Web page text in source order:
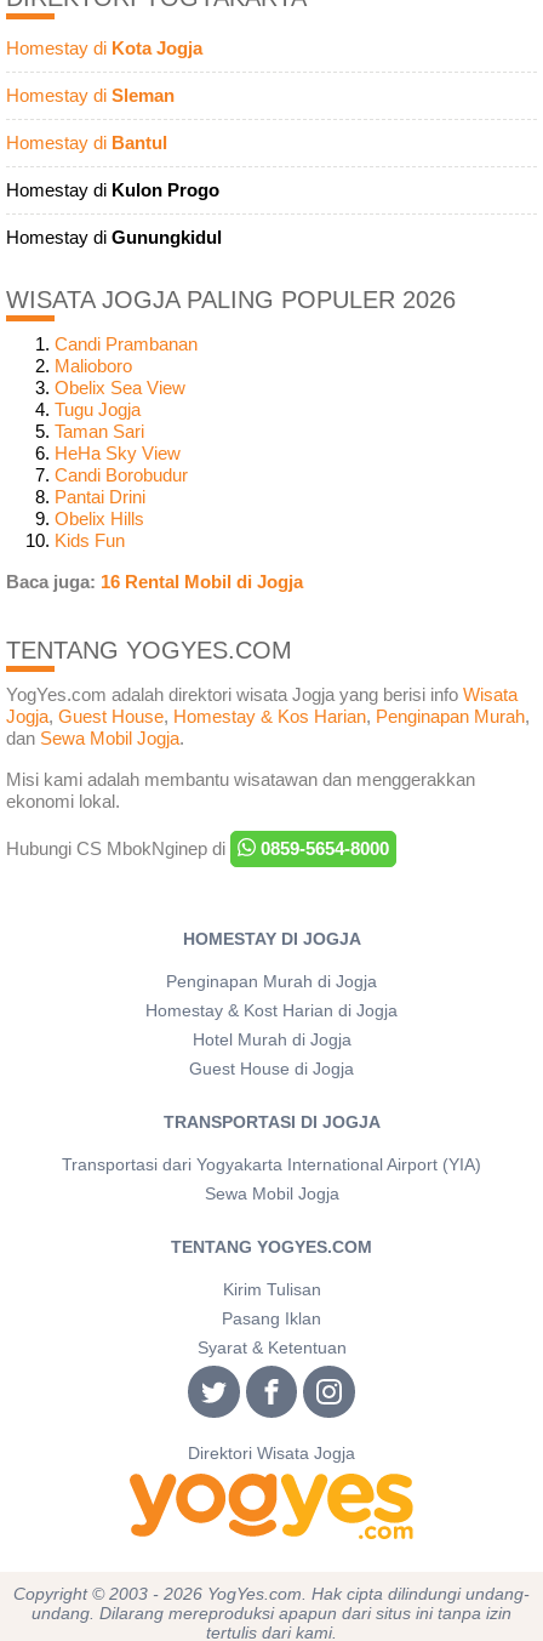
Homestay di Kota Jogja
Homestay di Sleman
Homestay di Bantul
Homestay di Kulon Progo
Homestay di Gunungkidul
WISATA JOGJA PALING POPULER 2026
Candi Prambanan
Malioboro
Obelix Sea View
Tugu Jogja
Taman Sari
HeHa Sky View
Candi Borobudur
Pantai Drini
Obelix Hills
Kids Fun
Baca juga: 16 Rental Mobil di Jogja
TENTANG YOGYES.COM
YogYes.com adalah direktori wisata Jogja yang berisi info Wisata
Jogja, Guest House, Homestay & Kos Harian, Penginapan Murah,
dan Sewa Mobil Jogja.
Misi kami adalah membantu wisatawan dan menggerakkan
ekonomi lokal.
Hubungi CS MbokNginep di 0859-5654-8000
HOMESTAY DI JOGJA
Penginapan Murah di Jogja
Homestay & Kost Harian di Jogja
Hotel Murah di Jogja
Guest House di Jogja
TRANSPORTASI DI JOGJA
Transportasi dari Yogyakarta International Airport (YIA)
Sewa Mobil Jogja
TENTANG YOGYES.COM
Kirim Tulisan
Pasang Iklan
Syarat & Ketentuan
Direktori Wisata Jogja
Copyright © 2003 - 2026 YogYes.com. Hak cipta dilindungi undang-
undang. Dilarang mereproduksi apapun dari situs ini tanpa izin
tertulis dari kami.